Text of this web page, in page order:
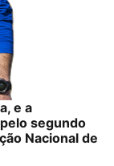
e a
segundo
Nacional de